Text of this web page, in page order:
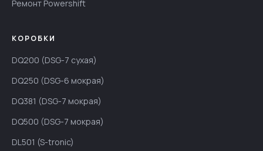
Ремонт Powershift
КОРОБКИ
DQ200 (DSG-7 сухая)
DQ250 (DSG-6 мокрая)
DQ381 (DSG-7 мокрая)
DQ500 (DSG-7 мокрая)
DL501 (S-tronic)